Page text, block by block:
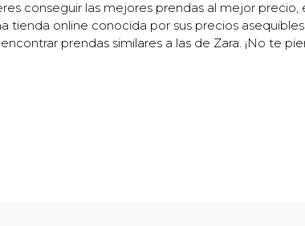
conseguir las mejores prendas al mejor
tienda online conocida por sus precios
prendas similares a las de Zara. ¡No te